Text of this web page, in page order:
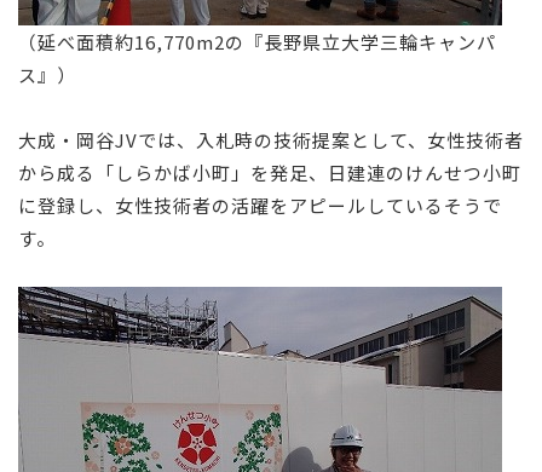
（延べ面積約16,770m2の『長野県立大学三輪キャンパ
ス』）
大成・岡谷JVでは、入札時の技術提案として、女性技術者
から成る「しらかば小町」を発足、日建連のけんせつ小町
に登録し、女性技術者の活躍をアピールしているそうで
す。